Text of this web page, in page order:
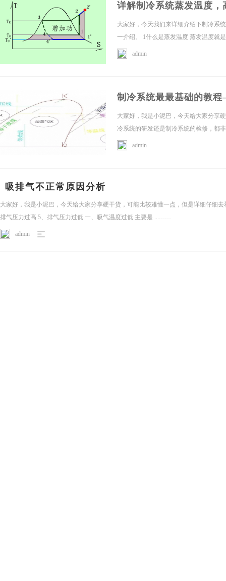
详解制冷系统蒸发温度，
大家好，今天我们来详细介绍下制冷系
一介绍。 1什么是蒸发温度 蒸发温度就
admin
制冷系统最最基础的教
大家好，我是小泥巴，今天给大家分享
冷系统的研发还是制冷系统的检修，都
……
admin
吸排气不正常原因分析
大家好，我是小泥巴，今天给大家分享硬干货，可能比较难懂一点，但是详细仔细
排气压力过高 5、排气压力过低 一、吸气温度过低 主要是 ...……
admin